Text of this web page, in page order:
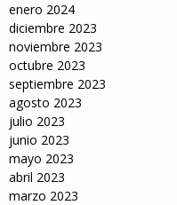
enero 2024
diciembre 2023
noviembre 2023
octubre 2023
septiembre 2023
agosto 2023
julio 2023
junio 2023
mayo 2023
abril 2023
marzo 2023